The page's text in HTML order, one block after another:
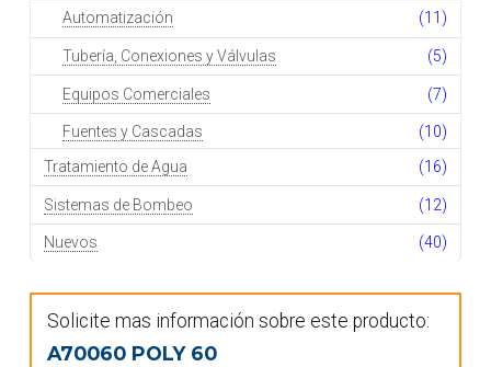
Automatización (11)
Tubería, Conexiones y Válvulas (5)
Equipos Comerciales (7)
Fuentes y Cascadas
(10)
Tratamiento de Agua
(16)
Sistemas de Bombeo (12)
Nuevos (40)
Solicite mas información sobre este producto:
A70060 POLY 60